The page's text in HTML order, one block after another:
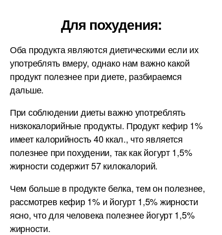
Для похудения:
Оба продукта являются диетическими если их
употреблять вмеру, однако нам важно какой
продукт полезнее при диете, разбираемся
дальше.
При соблюдении диеты важно употреблять
низкокалорийные продукты. Продукт кефир 1%
имеет калорийность 40 ккал., что является
полезнее при похудении, так как йогурт 1,5%
жирности содержит 57 килокалорий.
Чем больше в продукте белка, тем он полезнее,
рассмотрев кефир 1% и йогурт 1,5% жирности
ясно, что для человека полезнее йогурт 1,5%
жирности.